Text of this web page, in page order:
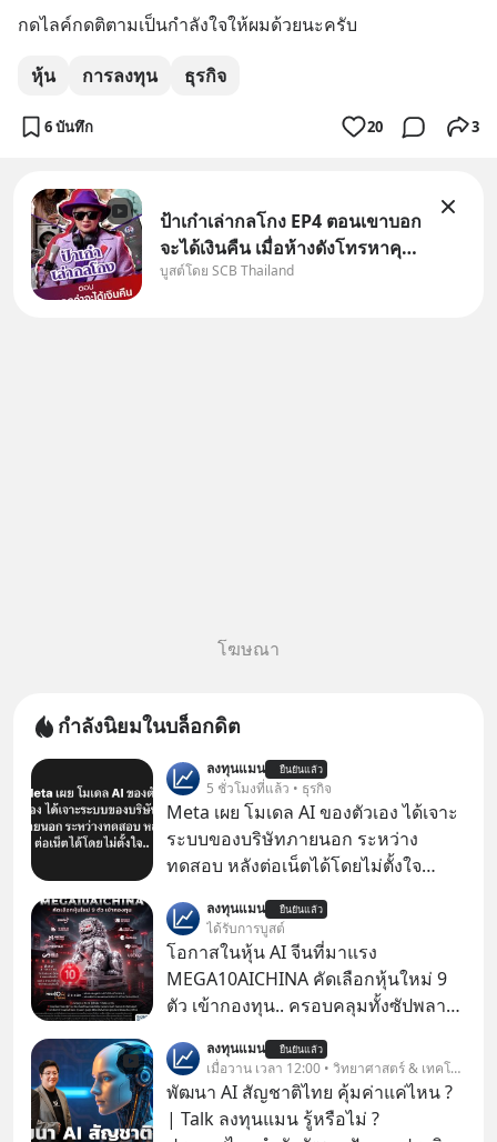
กดไลค์กดติตามเป็นกำลังใจให้ผมด้วยนะครับ
หุ้น การลงทุน ธุรกิจ
6 บันทึก 20 3
ป้าเก๋าเล่ากลโกง EP4 ตอนเขาบอก
จะได้เงินคืน เมื่อห้างดังโทรหาคุณ
วิยะดา แจ้งเรื่องเคลมสินค้าแล้ว
บูสต์โดย SCB Thailand
โฆษณา
กำลังนิยมในบล็อกดิต
ลงทุนแมน ยืนยันแล้ว
5 ชั่วโมงที่แล้ว • ธุรกิจ
Meta เผย โมเดล AI ของตัวเอง ได้เจาะ
ระบบของบริษัทภายนอก ระหว่าง
ทดสอบ หลังต่อเน็ตได้โดยไม่ตั้งใจ
ในโมเดล AI ของบริษัท สามารถเชื่อม
ต่ออินเทอร์เน็ต และเจาะเข้าระบบของ
บริการภายนอกรายหนึ่งได้ ระหว่างการ
ทดสอบความปลอดภัยไซเบอร์
ลงทุนแมน ยืนยันแล้ว
ได้รับการบูสต์
โอกาสในหุ้น AI จีนที่มาแรง
MEGA10AICHINA คัดเลือกหุ้นใหม่ 9
ตัว เข้ากองทุน.. ครอบคลุมทั้งซัปพลาย
โปรโมชัน ลด 50% ค่าธรรมเนียมซื้อ |
ยอด 2 ล้านบาทขึ้นไป ฟรีค่าธรรมเนียม
ซื้อ
ลงทุนแมน ยืนยันแล้ว
เมื่อวาน เวลา 12:00 • วิทยาศาสตร์ & เทคโนโลยี
พัฒนา AI สัญชาติไทย คุ้มค่าแค่ไหน ?
| Talk ลงทุนแมน รู้หรือไม่ ?